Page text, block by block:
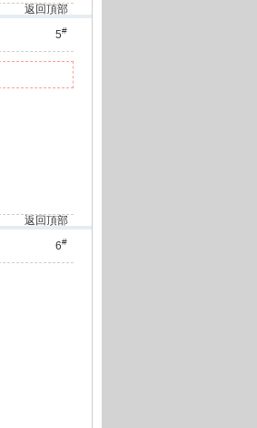
返回頂部
5#
返回頂部
6#